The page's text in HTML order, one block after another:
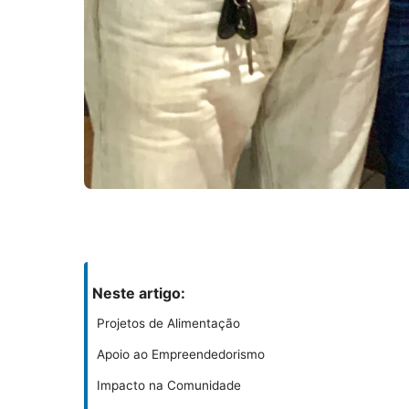
Neste artigo:
Projetos de Alimentação
Apoio ao Empreendedorismo
Impacto na Comunidade